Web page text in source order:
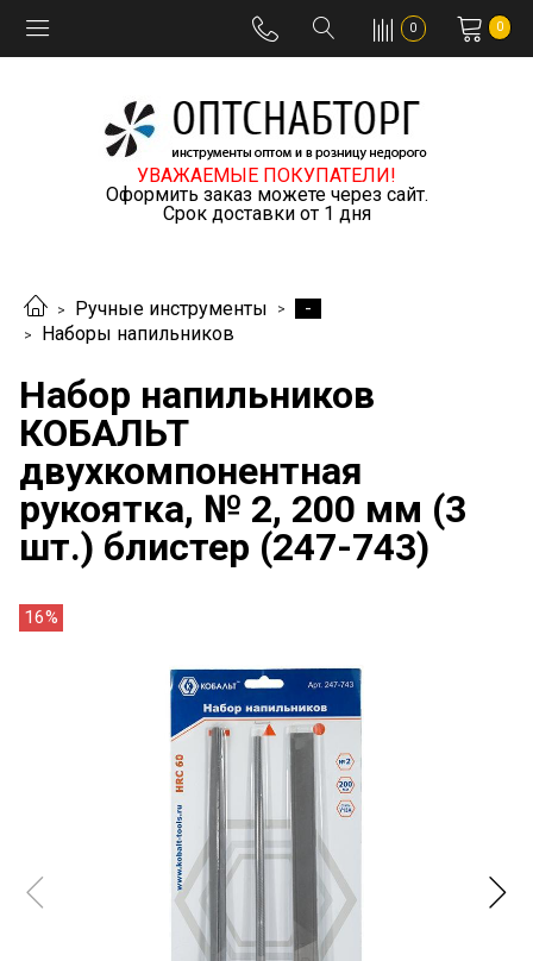
0 0
УВАЖАЕМЫЕ ПОКУПАТЕЛИ!
Оформить заказ можете через сайт.
Срок доставки от 1 дня
Ручные инструменты
-
Наборы напильников
Набор напильников
КОБАЛЬТ
двухкомпонентная
рукоятка, № 2, 200 мм (3
шт.) блистер (247-743)
16%